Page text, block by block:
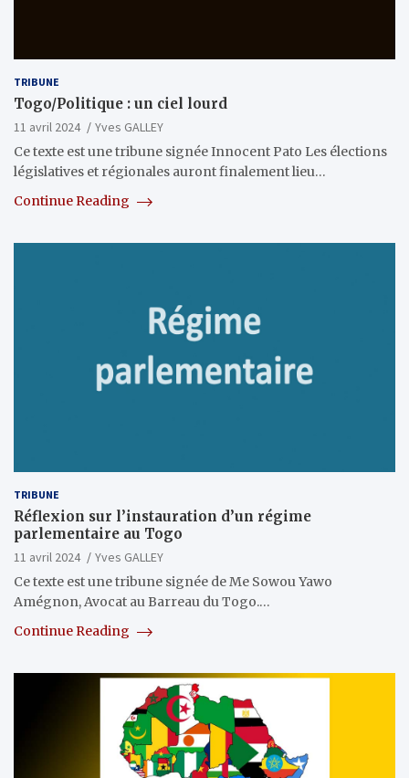
TRIBUNE
Togo/Politique : un ciel lourd
11 avril 2024
Yves GALLEY
Ce texte est une tribune signée Innocent Pato Les élections
législatives et régionales auront finalement lieu…
Continue Reading
TRIBUNE
Réflexion sur l’instauration d’un régime
parlementaire au Togo
11 avril 2024
Yves GALLEY
Ce texte est une tribune signée de Me Sowou Yawo
Amégnon, Avocat au Barreau du Togo.…
Continue Reading